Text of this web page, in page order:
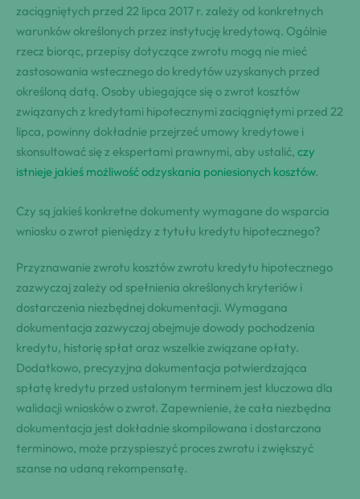
zaciągniętych przed 22 lipca 2017 r. zależy od konkretnych
warunków określonych przez instytucję kredytową. Ogólnie
rzecz biorąc, przepisy dotyczące zwrotu mogą nie mieć
zastosowania wstecznego do kredytów uzyskanych przed
określoną datą. Osoby ubiegające się o zwrot kosztów
związanych z kredytami hipotecznymi zaciągniętymi przed 22
lipca, powinny dokładnie przejrzeć umowy kredytowe i
skonsultować się z ekspertami prawnymi, aby ustalić, czy
istnieje jakieś możliwość odzyskania poniesionych kosztów.
Czy są jakieś konkretne dokumenty wymagane do wsparcia
wniosku o zwrot pieniędzy z tytułu kredytu hipotecznego?
Przyznawanie zwrotu kosztów zwrotu kredytu hipotecznego
zazwyczaj zależy od spełnienia określonych kryteriów i
dostarczenia niezbędnej dokumentacji. Wymagana
dokumentacja zazwyczaj obejmuje dowody pochodzenia
kredytu, historię spłat oraz wszelkie związane opłaty.
Dodatkowo, precyzyjna dokumentacja potwierdzająca
spłatę kredytu przed ustalonym terminem jest kluczowa dla
walidacji wniosków o zwrot. Zapewnienie, że cała niezbędna
dokumentacja jest dokładnie skompilowana i dostarczona
terminowo, może przyspieszyć proces zwrotu i zwiększyć
szanse na udaną rekompensatę.